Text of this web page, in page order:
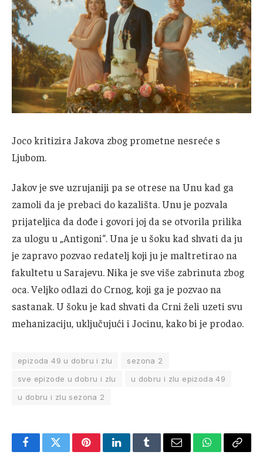
Joco kritizira Jakova zbog prometne nesreće s
Ljubom.
Jakov je sve uzrujaniji pa se otrese na Unu kad ga
zamoli da je prebaci do kazališta. Unu je pozvala
prijateljica da dođe i govori joj da se otvorila prilika
za ulogu u „Antigoni“. Una je u šoku kad shvati da ju
je zapravo pozvao redatelj koji ju je maltretirao na
fakultetu u Sarajevu. Nika je sve više zabrinuta zbog
oca. Veljko odlazi do Crnog, koji ga je pozvao na
sastanak. U šoku je kad shvati da Crni želi uzeti svu
mehanizaciju, uključujući i Jocinu, kako bi je prodao.
epizoda 49 u dobru i zlu
sezona 2
sve epizode u dobru i zlu
u dobru i zlu epizoda 49
u dobru i zlu sezona 2
FacebookTwitterPinterestLinkedInTumblrEmail WhatsApp
Copy